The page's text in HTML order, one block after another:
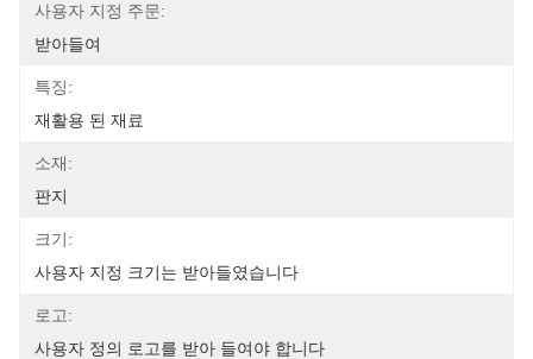
사용자 지정 주문:
받아들여
특징:
재활용 된 재료
소재:
판지
크기:
사용자 지정 크기는 받아들였습니다
로고:
사용자 정의 로고를 받아 들여야 합니다